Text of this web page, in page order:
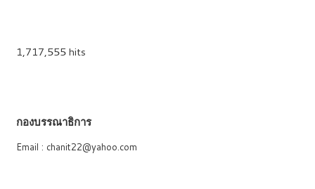
1,717,555 hits
กองบรรณาธิการ
Email : chanit22@yahoo.com